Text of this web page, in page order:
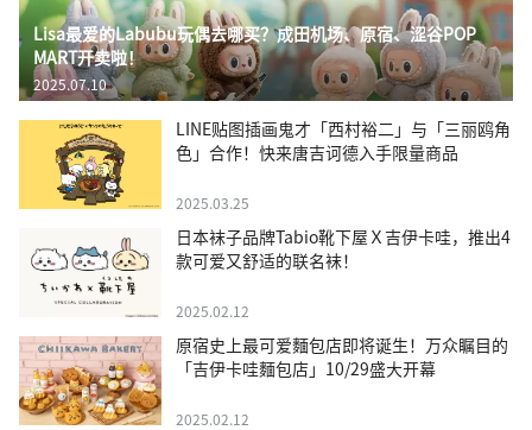
Lisa最爱的Labubu玩偶去哪买？成田机场、原宿、涩谷POP
MART开卖啦！
2025.07.10
LINE贴图插画鬼才「西村裕二」与「三丽鸥角
色」合作！快来唐吉诃德入手限量商品
2025.03.25
日本袜子品牌Tabio靴下屋Ｘ吉伊卡哇，推出4
款可爱又舒适的联名袜！
2025.02.12
原宿史上最可爱麵包店即将诞生！万众瞩目的
「吉伊卡哇麵包店」10/29盛大开幕
2025.02.12